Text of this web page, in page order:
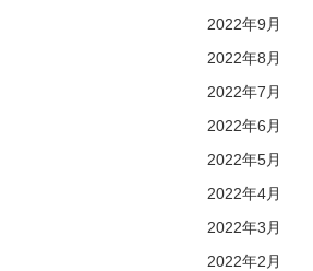
2022年9月
2022年8月
2022年7月
2022年6月
2022年5月
2022年4月
2022年3月
2022年2月